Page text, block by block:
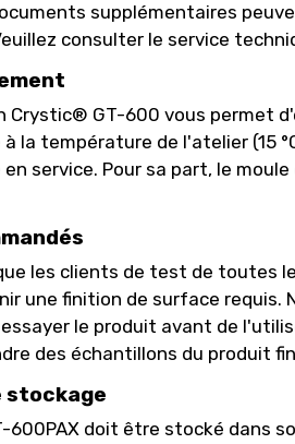
supplémentaires
consulter le service
Crystic® GT-600 vous permet
à la température de l'atelier (15
service. Pour sa part, le
les clients de test de toutes
une finition de surface
le produit avant de
des échantillons du produit
stockage
doit être stocké dans